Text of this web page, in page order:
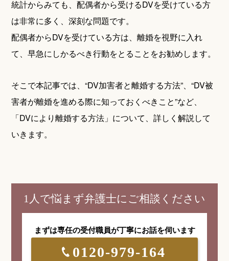
統計からみても、配偶者から受けるDVを受けている方
は非常に多く、深刻な問題です。
配偶者からDVを受けている方は、離婚を視野に入れ
て、早急にしかるべき行動をとることをお勧めします。
そこで本記事では、“DV加害者と離婚する方法”、“DV被
害者が離婚を進める際に知っておくべきこと”など、
「DVにより離婚する方法」について、詳しく解説して
いきます。
1人で悩まず弁護士にご相談ください
まずは専任の受付職員が丁寧にお話を伺います
0120-979-164